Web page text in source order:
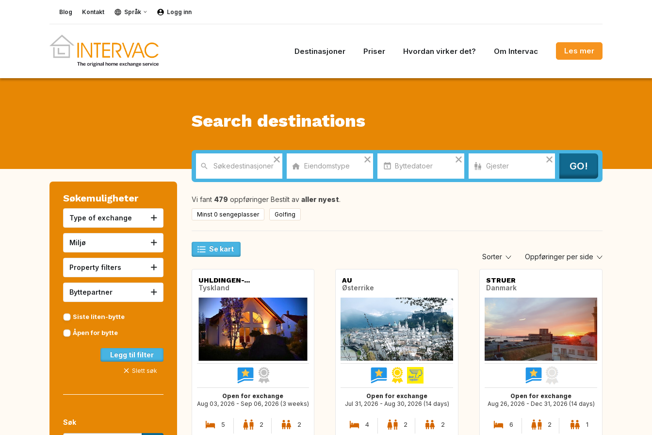
Blog Kontakt Språk Logg inn
Destinasjoner Priser Hvordan virker det? Om Intervac Les mer
Search destinations
Søkemuligheter
Type of exchange
Miljø
Property filters
Byttepartner
Siste liten-bytte
Åpen for bytte
Legg til filter
Slett søk
Søk
Vi fant 479 oppføringer Bestilt av aller nyest.
Minst 0 sengeplasser Golfing
Se kart
Sorter
Oppføringer per side
UHLDINGEN-...
Tyskland
Open for exchange
Aug 03, 2026 - Sep 06, 2026 (3 weeks)
5 2 2
AU
Østerrike
Open for exchange
Jul 31, 2026 - Aug 30, 2026 (14 days)
4 2 2
STRUER
Danmark
Open for exchange
Aug 26, 2026 - Dec 31, 2026 (14 days)
6 2 1